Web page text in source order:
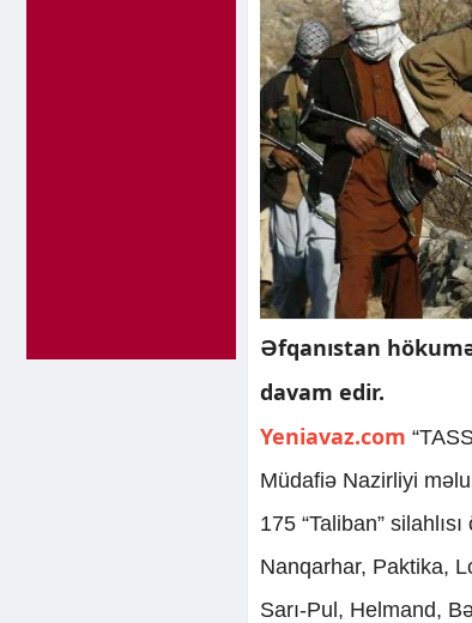
Əfqanıstan
davam edir.
Yeniavaz.com
Müdafiə Nazirliyi
175 “Taliban”
Nanqarhar, Paktika,
Sarı-Pul, Helmand,